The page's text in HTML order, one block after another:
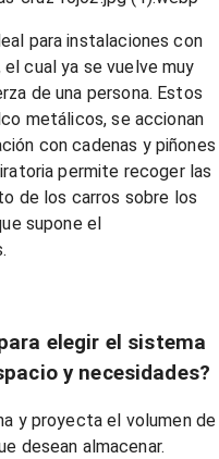
para instalaciones con
cual ya se vuelve muy
de una persona. Estos
metálicos, se accionan
con cadenas y piñones
permite recoger las
de los carros sobre los
supone el
elegir el sistema
y necesidades?
y proyecta el volumen de
desean almacenar.